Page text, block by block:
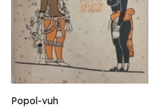
Popol-vuh